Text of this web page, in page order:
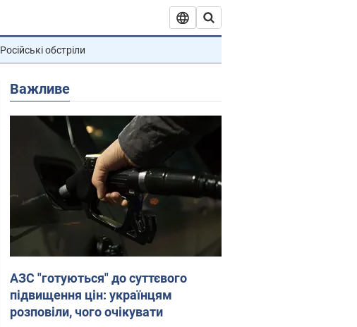
Російські обстріли
Важливе
АЗС "готуються" до суттєвого
підвищення цін: українцям
розповіли, чого очікувати